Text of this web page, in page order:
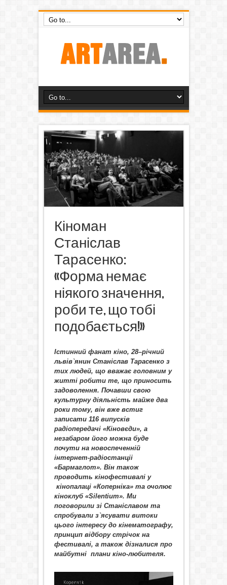
Кіноман
Станіслав
Тарасенко:
«Форма немає
ніякого значення,
роби те, що тобі
подобається!»
Істинний фанат кіно, 28–річний
львів`янин Станіслав Тарасенко з
тих людей, що вважає головним у
житті робити те, що приносить
задоволення. Почавши свою
культурну діяльність майже два
роки тому, він вже встиг
записати 116 випусків
радіопередачі «Кіновєди», а
незабаром його можна буде
почути на новоспеченній
інтернет-радіостанціі
«Бармаглот». Він також
проводить кінофестивалі у
кінопалаці «Коперніка» та очолює
кіноклуб «Silentium». Ми
поговорили зі Станіславом та
спробували з`ясувати витоки
цього інтересу до кінематографу,
принцип відбору стрічок на
фестивалі, а також дізналися про
майбутні плани кіно-любителя.